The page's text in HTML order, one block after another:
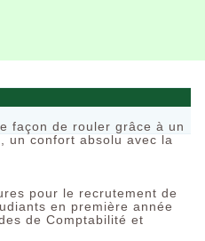
façon de rouler grâce à un
un confort absolu avec la
pour le recrutement de
en première année
de Comptabilité et